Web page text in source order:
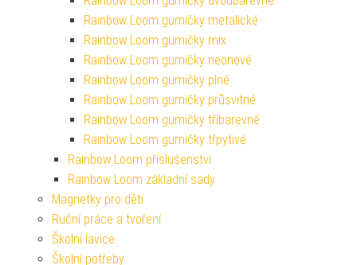
Rainbow Loom gumičky metalické
Rainbow Loom gumičky mix
Rainbow Loom gumičky neonové
Rainbow Loom gumičky plné
Rainbow Loom gumičky průsvitné
Rainbow Loom gumičky tříbarevné
Rainbow Loom gumičky třpytivé
Rainbow Loom příslušenství
Rainbow Loom základní sady
Magnetky pro děti
Ruční práce a tvoření
Školní lavice
Školní potřeby